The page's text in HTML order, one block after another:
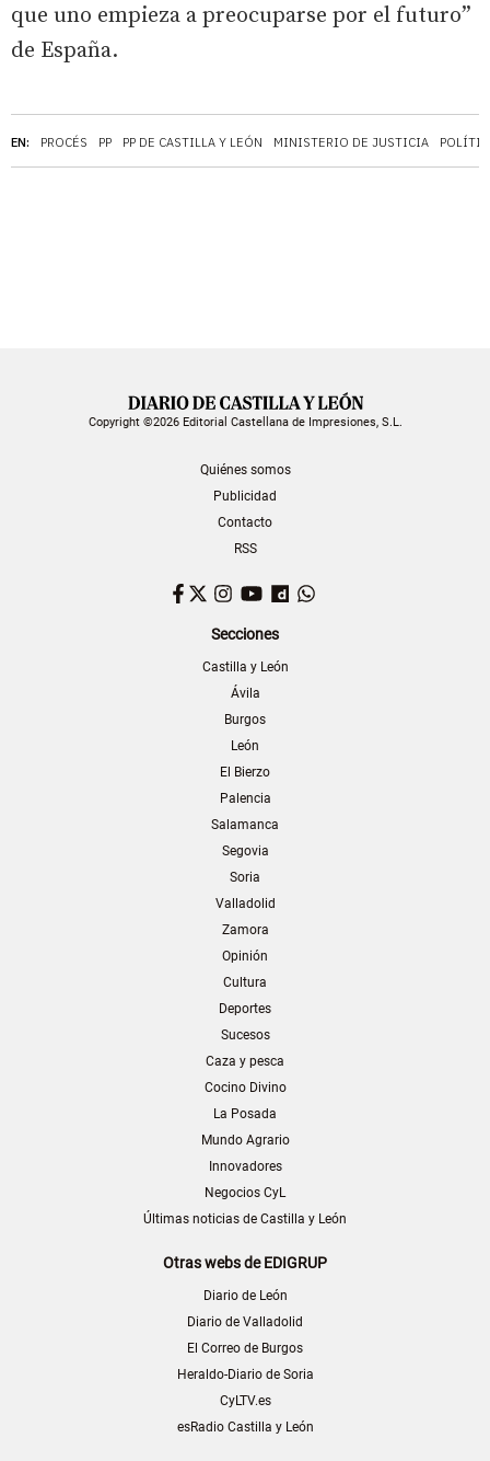
EN: PROCÉS PP PP DE CASTILLA Y LEÓN MINISTERIO DE JUSTICIA
que uno empieza a preocuparse por el futuro”
de España.
Copyright ©2026 Editorial Castellana de Impresiones, S.L.
Quiénes somos
Publicidad
Contacto
RSS
Facebook
TwitterInstagram
YouTubeDailymotion
Secciones
Castilla y León
Ávila
Burgos
León
El Bierzo
Palencia
Salamanca
Segovia
Soria
Valladolid
Zamora
Opinión
Cultura
Deportes
Sucesos
Caza y pesca
Cocino Divino
La Posada
Mundo Agrario
Innovadores
Negocios CyL
Últimas noticias de Castilla y León
Otras webs de EDIGRUP
Diario de León
Diario de Valladolid
El Correo de Burgos
Heraldo-Diario de Soria
CyLTV.es
esRadio Castilla y León